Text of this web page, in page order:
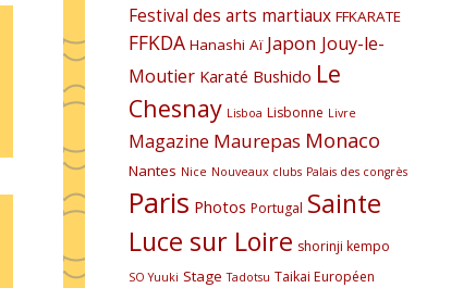
Festival des arts martiaux FFKARATE
FFKDA Hanashi Aï Japon Jouy-le-
Moutier Karaté Bushido Le
Chesnay Lisboa Lisbonne Livre
Magazine Maurepas Monaco
Nantes Nice Nouveaux clubs Palais des congrès
Paris Photos Portugal Sainte
Luce sur Loire shorinji kempo
SO Yuuki Stage Tadotsu Taikai Européen